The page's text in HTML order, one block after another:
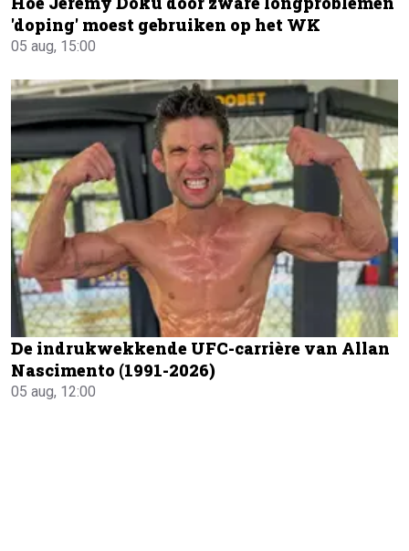
'doping' moest gebruiken op het WK
05 aug, 15:00
De indrukwekkende UFC-carrière van Allan
Nascimento (1991-2026)
05 aug, 12:00